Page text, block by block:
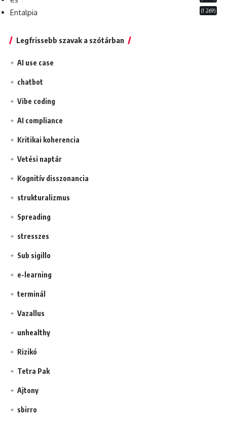
Entalpia (1 269)
Legfrissebb szavak a szótárban
AI use case
chatbot
Vibe coding
AI compliance
Kritikai koherencia
Vetési naptár
Kognitív disszonancia
strukturalizmus
Spreading
stresszes
Sub sigillo
e-learning
terminál
Vazallus
unhealthy
Rizikó
Tetra Pak
Ajtony
sbirro